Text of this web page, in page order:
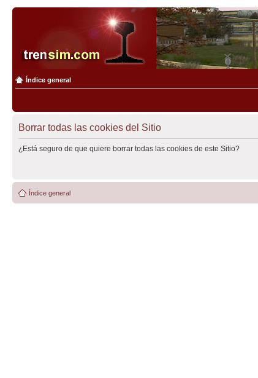
Índice general
Borrar todas las cookies del Sitio
¿Está seguro de que quiere borrar todas las cookies de este Sitio?
Índice general